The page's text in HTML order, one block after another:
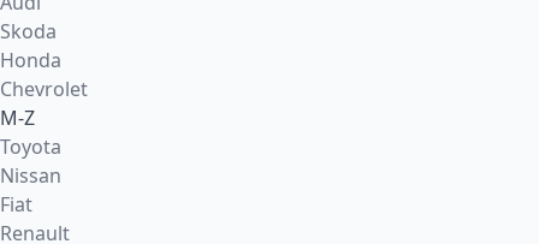
Skoda
Honda
Chevrolet
M-Z
Toyota
Nissan
Fiat
Renault